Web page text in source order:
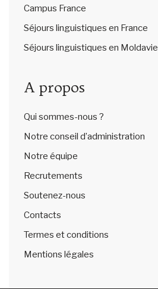
Campus France
Séjours linguistiques en France
Séjours linguistiques en Moldavie
A propos
Qui sommes-nous ?
Notre conseil d’administration
Notre équipe
Recrutements
Soutenez-nous
Contacts
Termes et conditions
Mentions légales